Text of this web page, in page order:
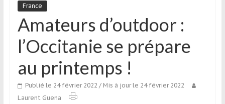
média
sur
tourisme
sportif
qui
s’adresse
aux
France
Amateurs d’outdoor :
l’Occitanie se prépare
au printemps !
Publié le 24 février 2022 / Mis à jour le 24 février 2022
Laurent Guena